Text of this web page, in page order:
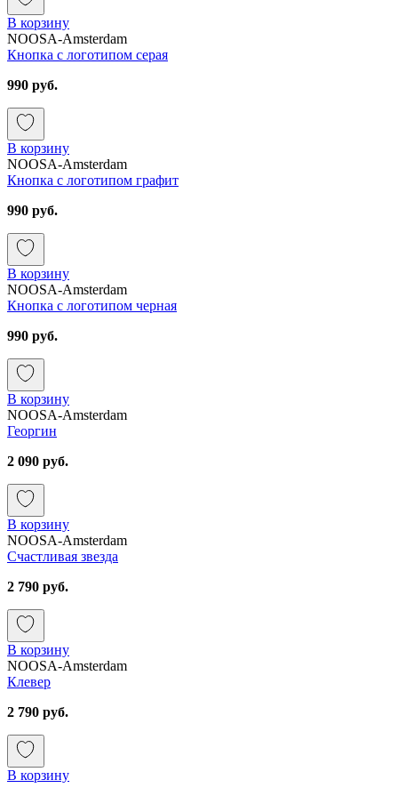
В корзину
NOOSA-Amsterdam
Кнопка с логотипом серая
990 руб.
В корзину
NOOSA-Amsterdam
Кнопка с логотипом графит
990 руб.
В корзину
NOOSA-Amsterdam
Кнопка с логотипом черная
990 руб.
В корзину
NOOSA-Amsterdam
Георгин
2 090 руб.
В корзину
NOOSA-Amsterdam
Счастливая звезда
2 790 руб.
В корзину
NOOSA-Amsterdam
Клевер
2 790 руб.
В корзину